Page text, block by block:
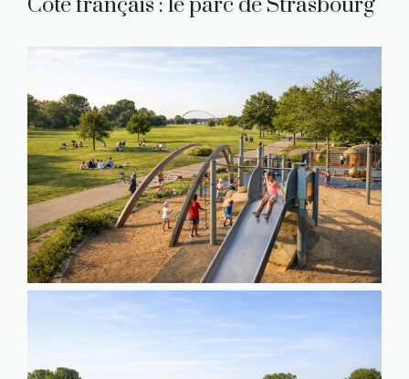
Côté français : le parc de Strasbourg